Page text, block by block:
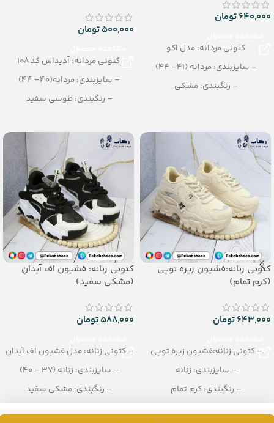
640,000تومان
کتونی مردانه: مدل اکو
– سایزبندی: مردانه (41– 44)
– رنگبندی: مشکی
500,000تومان
کتونی مردانه: آدیداس کد 108
– سایزبندی: مردانه(40– 44)
– رنگبندی: طوسی سفید
کتونی زنانه:فشیون زیره توپی
(کرم تمام)
643,000تومان
– کتونی زنانه:فشیون زیره توپی
– سایزبندی: زنانه
– رنگبندی: کرم تمام
کتونی زنانه: فشیون اف آیدان
(مشکی سفید)
588,000تومان
– کتونی زنانه: مدل فشیون اف آیدان
– سایزبندی: زنانه (37 – 40)
– رنگبندی: مشکی سفید